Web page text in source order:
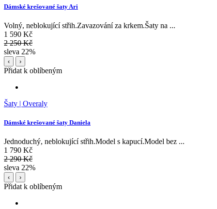
Dámské krešované šaty Ari
Volný, neblokující střih.Zavazování za krkem.Šaty na ...
1 590 Kč
2 250 Kč
sleva 22%
‹ ›
Přidat k oblíbeným
Šaty | Overaly
Dámské krešované šaty Daniela
Jednoduchý, neblokující střih.Model s kapucí.Model bez ...
1 790 Kč
2 290 Kč
sleva 22%
‹ ›
Přidat k oblíbeným